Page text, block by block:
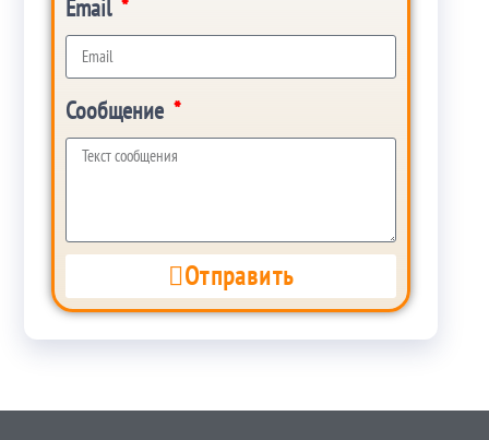
Email
Сообщение
Отправить